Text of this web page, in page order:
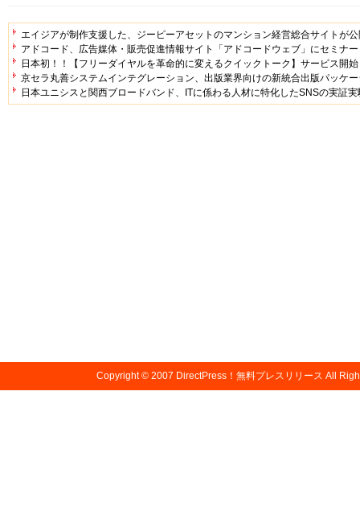
エイジアが制作支援した、ジーピーアセットのマンション経営総合サイトが
アドコード、広告媒体・販売促進情報サイト「アドコードウェブ」にセミナ
日本初！！【フリーダイヤルを革命的に変えるクイックトーク】サービス開
京セラ丸善システムインテグレーション、出版業界向けの新統合出版パッケ
日本ユニシスと関西ブロードバンド、ITに係わる人材に特化したSNSの実証
Copyright © 2007 DirectPress！無料プレスリリース All